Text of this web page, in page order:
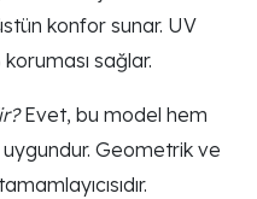
konfor sunar. UV
sağlar.
Evet, bu model hem
uygundur. Geometrik ve